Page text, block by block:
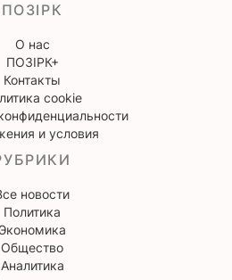
ПОЗІРК
О нас
ПОЗІРК+
Контакты
cookie
и условия
новости
Политика
Экономика
Общество
Аналитика